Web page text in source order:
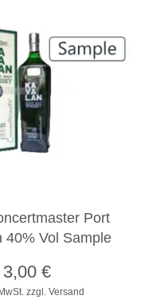
Port
40% Vol Sample
zzgl. Versand
3,00 €